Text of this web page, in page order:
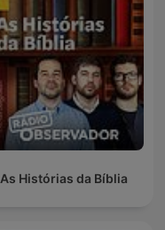
As Histórias da Bíblia